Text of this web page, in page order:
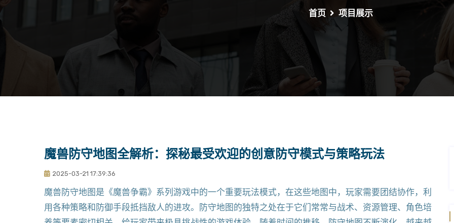
首页 项目展示
魔兽防守地图全解析：探秘最受欢迎的创意防守模式与策略玩法
2025-03-21 17:39:36
魔兽防守地图是《魔兽争霸》系列游戏中的一个重要玩法模式，在这些地图中，玩家需要团结协作，利
用各种策略和防御手段抵挡敌人的进攻。防守地图的独特之处在于它们常常与战术、资源管理、角色培